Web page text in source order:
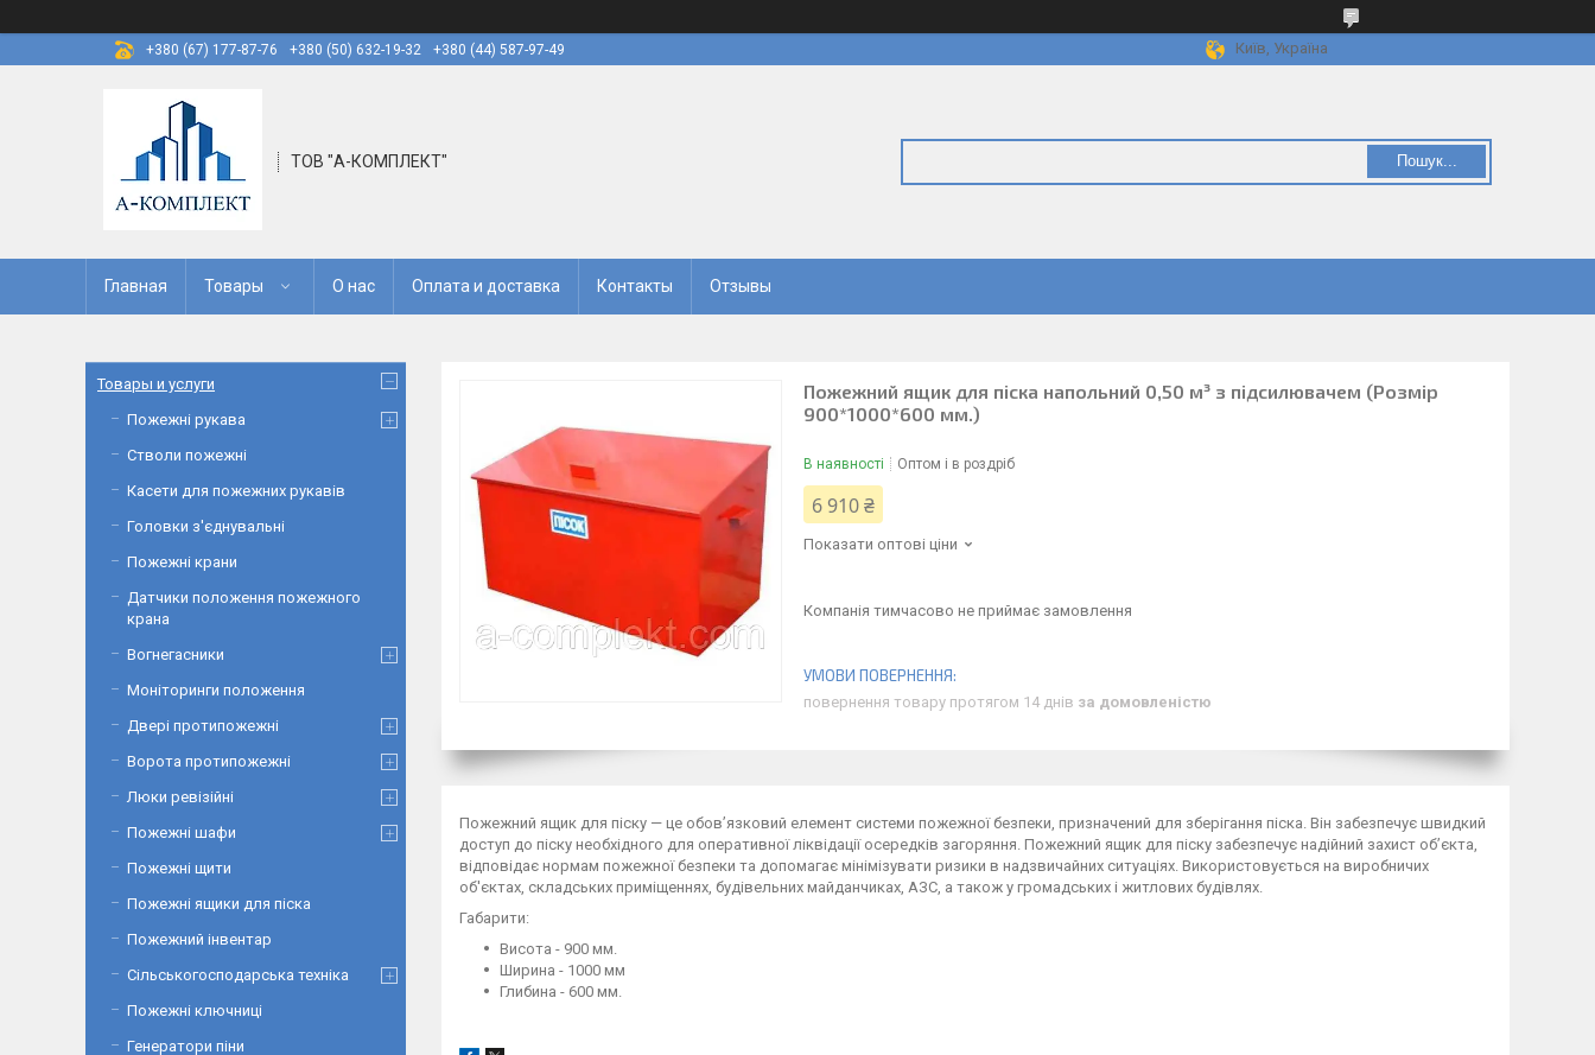
+380 (67) 177-87-76 +380 (50) 632-19-32 +380 (44) 587-97-49 Київ, Україна
ТОВ "А-КОМПЛЕКТ" Пошук...
Главная Товары О нас Оплата и доставка Контакты Отзывы
Пожежний ящик для піска напольний 0,50 м³ з підсилювачем (Розмір
900*1000*600 мм.)
В наявності Оптом і в роздріб
6 910 ₴
Показати оптові ціни
Компанія тимчасово не приймає замовлення
повернення товару протягом 14 днів за домовленістю
Пожежний ящик для піску — це обов’язковий елемент системи пожежної безпеки, призначений для зберігання піска. Він забезпечує швидкий
доступ до піску необхідного для оперативної ліквідації осередків загоряння. Пожежний ящик для піску забезпечує надійний захист об’єкта,
відповідає нормам пожежної безпеки та допомагає мінімізувати ризики в надзвичайних ситуаціях. Використовується на виробничих
об'єктах, складських приміщеннях, будівельних майданчиках, АЗС, а також у громадських і житлових будівлях.
Габарити:
Висота - 900 мм.
Ширина - 1000 мм
Глибина - 600 мм.
Товары и услуги
Пожежні рукава
Стволи пожежні
Касети для пожежних рукавів
Головки з'єднувальні
Пожежні крани
Датчики положення пожежного
крана
Вогнегасники
Моніторинги положення
Двері протипожежні
Ворота протипожежні
Люки ревізійні
Пожежні шафи
Пожежні щити
Пожежні ящики для піска
Пожежний інвентар
Сільськогосподарська техніка
Пожежні ключниці
Генератори піни